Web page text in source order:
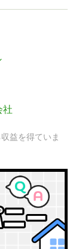
社
益を得ていま